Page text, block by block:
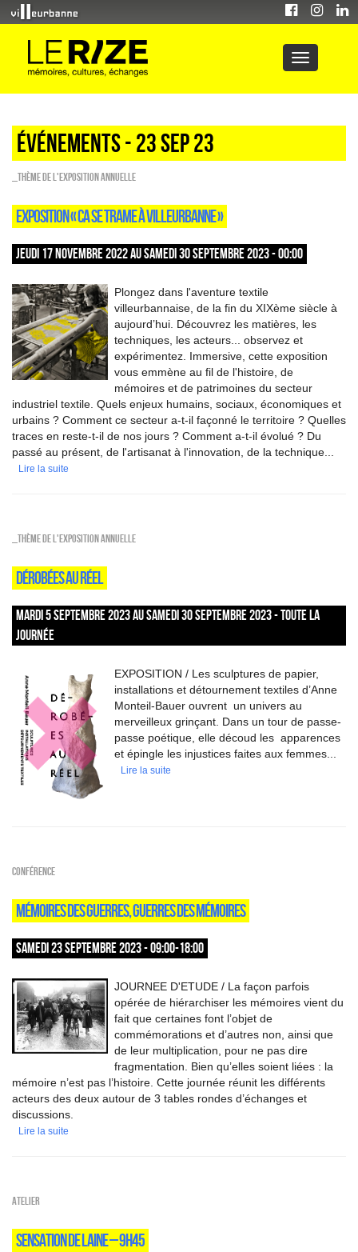
Événements - 23 Sep 23
_Thème de l'exposition annuelle
EXPOSITION « CA SE TRAME À VILLEURBANNE »
JEUDI 17 NOVEMBRE 2022 AU SAMEDI 30 SEPTEMBRE 2023 - 00:00
Plongez dans l'aventure textile
villeurbannaise, de la fin du XIXème siècle à
aujourd’hui. Découvrez les matières, les
techniques, les acteurs... observez et
expérimentez. Immersive, cette exposition
vous emmène au fil de l'histoire, de
mémoires et de patrimoines du secteur
industriel textile. Quels enjeux humains, sociaux, économiques et
urbains ? Comment ce secteur a-t-il façonné le territoire ? Quelles
traces en reste-t-il de nos jours ? Comment a-t-il évolué ? Du
passé au présent, de l'artisanat à l'innovation, de la technique...
Lire la suite
_Thème de l'exposition annuelle
DÉROBÉES AU RÉEL
MARDI 5 SEPTEMBRE 2023 AU SAMEDI 30 SEPTEMBRE 2023 - TOUTE LA
JOURNÉE
EXPOSITION / Les sculptures de papier,
installations et détournement textiles d’Anne
Monteil-Bauer ouvrent un univers au
merveilleux grinçant. Dans un tour de passe-
passe poétique, elle découd les apparences
et épingle les injustices faites aux femmes...
Lire la suite
Conférence
MÉMOIRES DES GUERRES, GUERRES DES MÉMOIRES
SAMEDI 23 SEPTEMBRE 2023 - 09:00-18:00
JOURNEE D'ETUDE / La façon parfois
opérée de hiérarchiser les mémoires vient du
fait que certaines font l’objet de
commémorations et d’autres non, ainsi que
de leur multiplication, pour ne pas dire
fragmentation. Bien qu’elles soient liées : la
mémoire n’est pas l’histoire. Cette journée réunit les différents
acteurs des deux autour de 3 tables rondes d’échanges et
discussions.
Lire la suite
Atelier
SENSATION DE LAINE – 9H45